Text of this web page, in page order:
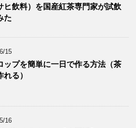
ヒ飲料）を国産紅茶専門家が試飲
た
15
ップを簡単に一日で作る方法（茶
れる）
16